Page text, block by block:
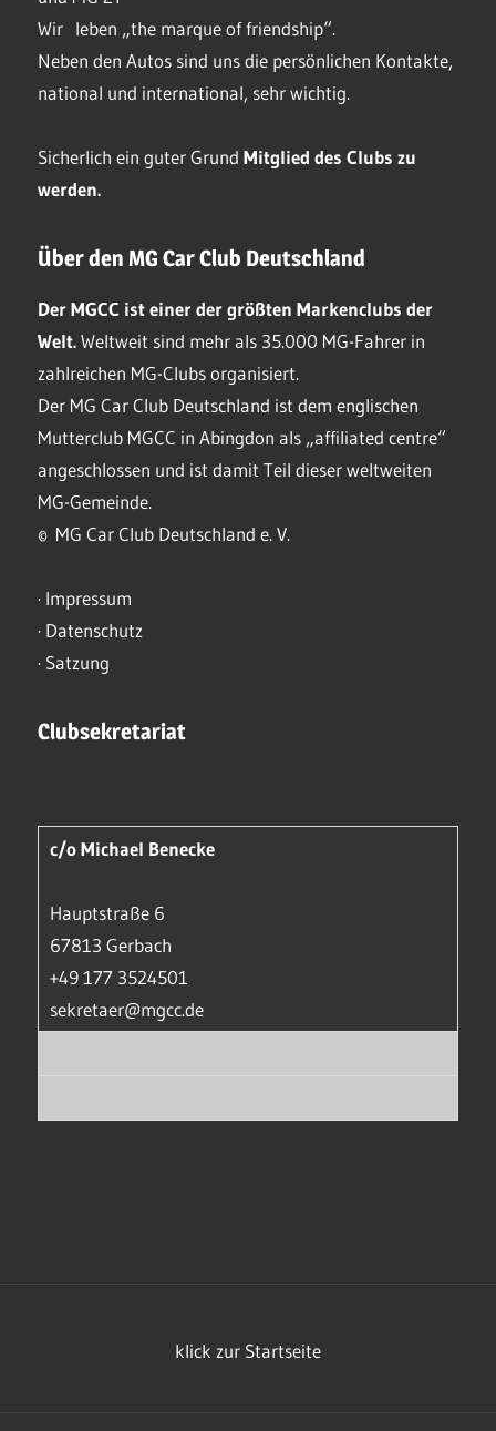
Wir leben „the marque of friendship“.
Neben den Autos sind uns die persönlichen Kontakte,
national und international, sehr wichtig.
Sicherlich ein guter Grund Mitglied des Clubs zu
werden.
Über den MG Car Club Deutschland
Der MGCC ist einer der größten Markenclubs der
Welt.Weltweit sind mehr als 35.000 MG-Fahrer in
zahlreichen MG-Clubs organisiert.
Der MG Car Club Deutschland ist dem englischen
Mutterclub MGCC in Abingdon als „affiliated centre“
angeschlossen und ist damit Teil dieser weltweiten
MG-Gemeinde.
© MG Car Club Deutschland e. V.
· Impressum
· Datenschutz
· Satzung
Clubsekretariat
c/o Michael Benecke
Hauptstraße 6
67813 Gerbach
+49 177 3524501
sekretaer@mgcc.de
klick zur Startseite